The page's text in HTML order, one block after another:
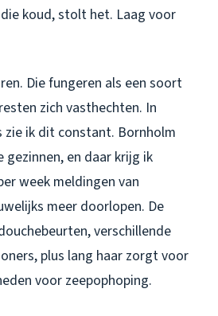
koud, stolt het. Laag voor
Die fungeren als een soort
zich vasthechten. In
zie ik dit constant. Bornholm
gezinnen, en daar krijg ik
week meldingen van
meer doorlopen. De
verschillende
plus lang haar zorgt voor
voor zeepophoping.